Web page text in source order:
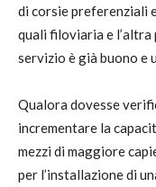
di corsie preferenziali
quali filoviaria e l’altra
servizio è già buono
Qualora dovesse
incrementare la
mezzi di maggiore
per l’installazione di